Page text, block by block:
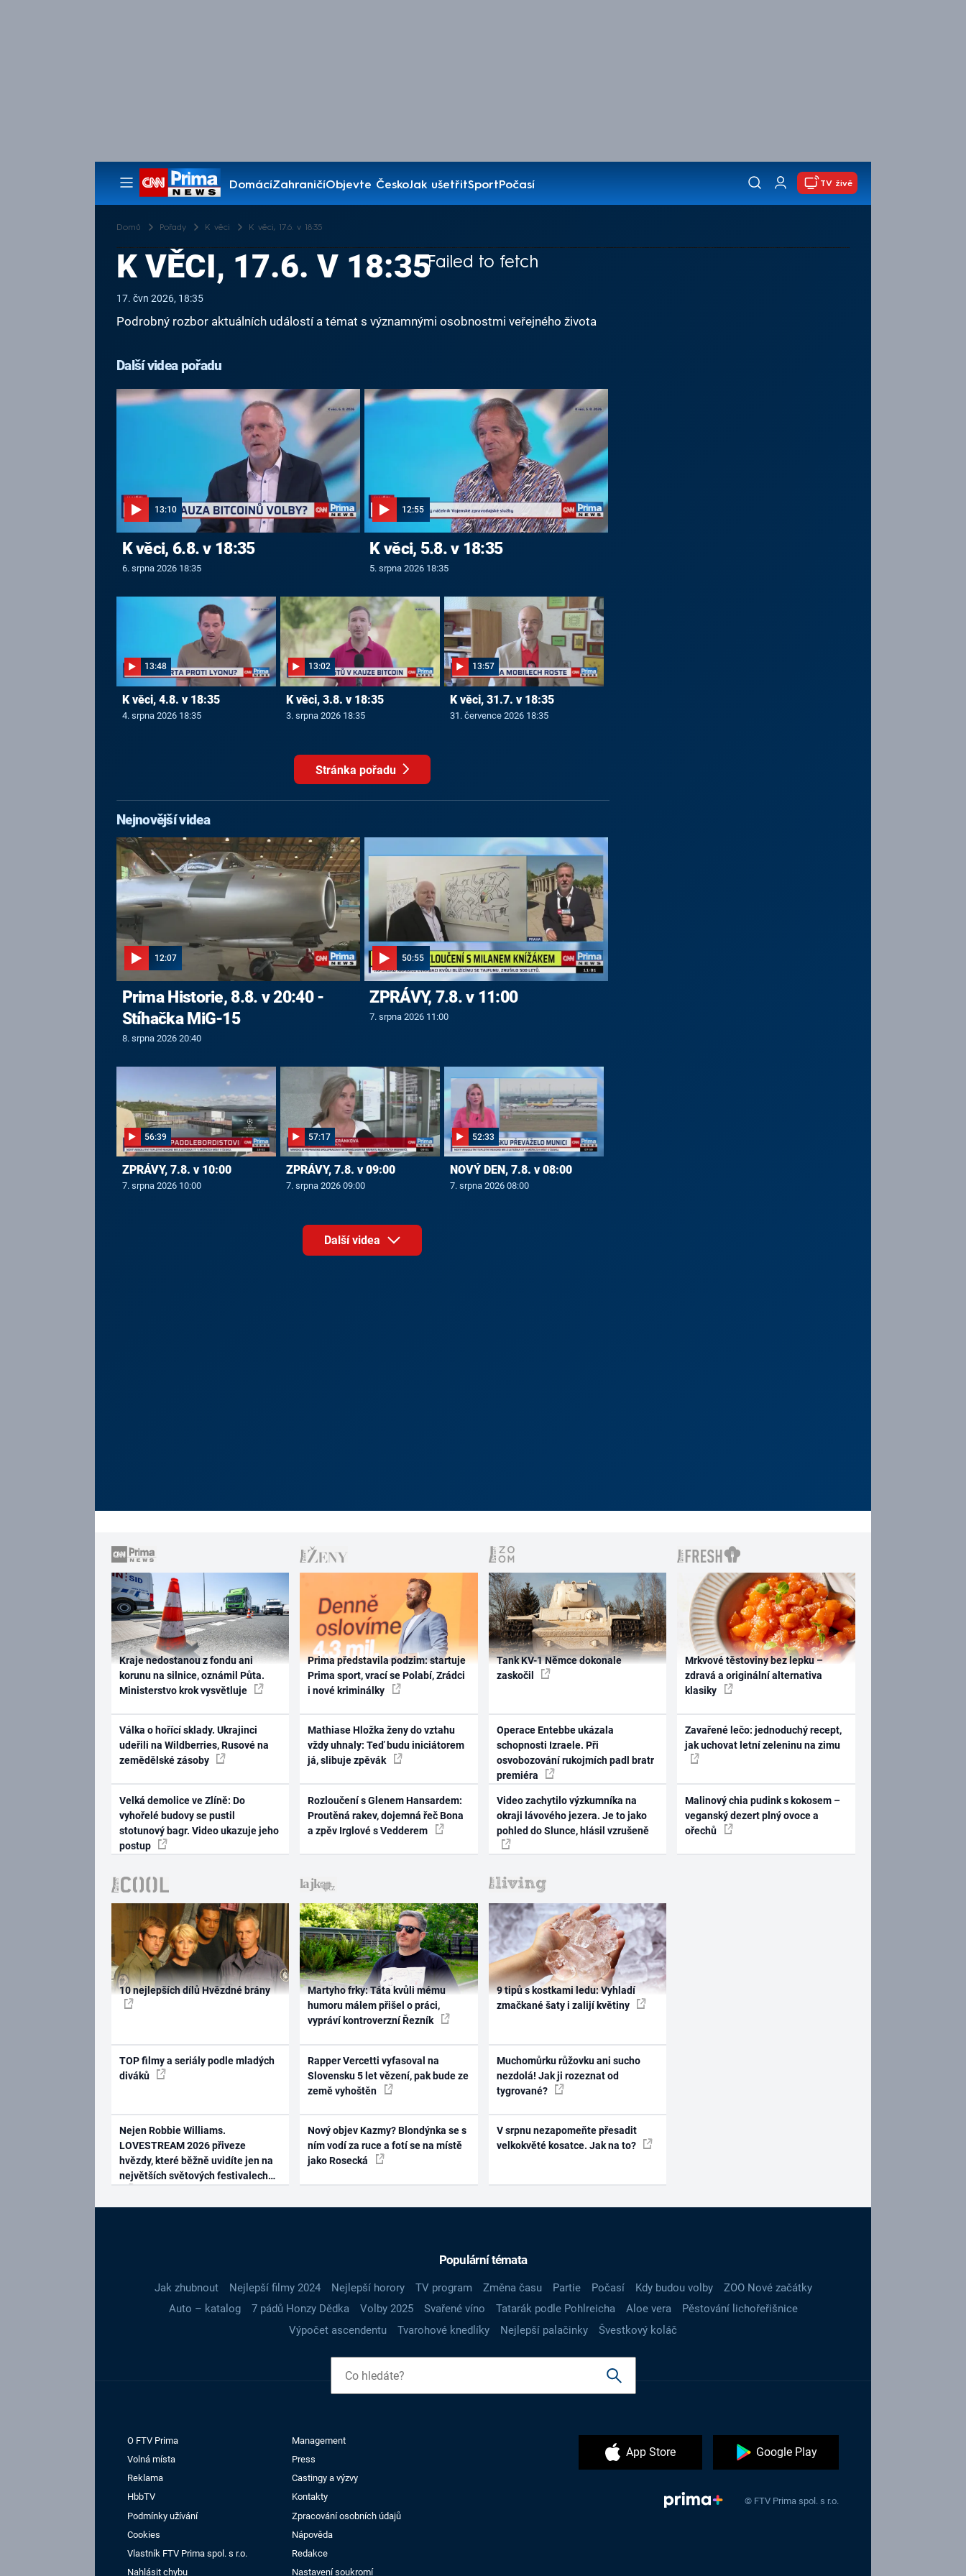
DomácíZahraničíObjevte ČeskoJak ušetřitSportPočasí
Pořady
TV živě
Domů Pořady K věci K věci, 17.6. v 18:35
Failed to fetch
K VĚCI, 17.6. V 18:35
17. čvn 2026, 18:35
Podrobný rozbor aktuálních událostí a témat s významnými osobnostmi veřejného života
Další videa pořadu
13:10
K věci, 6.8. v 18:35
6. srpna 2026 18:35
12:55
K věci, 5.8. v 18:35
5. srpna 2026 18:35
13:48
K věci, 4.8. v 18:35
4. srpna 2026 18:35
13:02
K věci, 3.8. v 18:35
3. srpna 2026 18:35
13:57
K věci, 31.7. v 18:35
31. července 2026 18:35
Stránka pořadu
Nejnovější videa
12:07
Prima Historie, 8.8. v 20:40 -
Stíhačka MiG-15
8. srpna 2026 20:40
50:55
ZPRÁVY, 7.8. v 11:00
7. srpna 2026 11:00
56:39
ZPRÁVY, 7.8. v 10:00
7. srpna 2026 10:00
57:17
ZPRÁVY, 7.8. v 09:00
7. srpna 2026 09:00
52:33
NOVÝ DEN, 7.8. v 08:00
7. srpna 2026 08:00
Další videa
Kraje nedostanou z fondu ani
korunu na silnice, oznámil Půta.
Ministerstvo krok vysvětluje
Válka o hořící sklady. Ukrajinci
udeřili na Wildberries, Rusové na
zemědělské zásoby
Velká demolice ve Zlíně: Do
vyhořelé budovy se pustil
stotunový bagr. Video ukazuje jeho
postup
Prima představila podzim: startuje
Prima sport, vrací se Polabí, Zrádci
i nové kriminálky
Mathiase Hložka ženy do vztahu
vždy uhnaly: Teď budu iniciátorem
já, slibuje zpěvák
Rozloučení s Glenem Hansardem:
Proutěná rakev, dojemná řeč Bona
a zpěv Irglové s Vedderem
Tank KV-1 Němce dokonale
zaskočil
Operace Entebbe ukázala
schopnosti Izraele. Při
osvobozování rukojmích padl bratr
premiéra
Video zachytilo výzkumníka na
okraji lávového jezera. Je to jako
pohled do Slunce, hlásil vzrušeně
Mrkvové těstoviny bez lepku –
zdravá a originální alternativa
klasiky
Zavařené lečo: jednoduchý recept,
jak uchovat letní zeleninu na zimu
Malinový chia pudink s kokosem –
veganský dezert plný ovoce a
ořechů
10 nejlepších dílů Hvězdné brány
TOP filmy a seriály podle mladých
diváků
Nejen Robbie Williams.
LOVESTREAM 2026 přiveze
hvězdy, které běžně uvidíte jen na
největších světových festivalech
Martyho frky: Táta kvůli mému
humoru málem přišel o práci,
vypráví kontroverzní Řezník
Rapper Vercetti vyfasoval na
Slovensku 5 let vězení, pak bude ze
země vyhoštěn
Nový objev Kazmy? Blondýnka se s
ním vodí za ruce a fotí se na místě
jako Rosecká
9 tipů s kostkami ledu: Vyhladí
zmačkané šaty i zalijí květiny
Muchomůrku růžovku ani sucho
nezdolá! Jak ji rozeznat od
tygrované?
V srpnu nezapomeňte přesadit
velkokvěté kosatce. Jak na to?
Populární témata
Jak zhubnout Nejlepší filmy 2024 Nejlepší horory TV program Změna času Partie Počasí Kdy budou volby
ZOO Nové začátky
Auto – katalog
7 pádů Honzy Dědka Volby 2025 Svařené víno Tatarák podle Pohlreicha Aloe vera
Pěstování lichořeřišnice
Výpočet ascendentu
Tvarohové knedlíky Nejlepší palačinky Švestkový koláč
O FTV Prima
Management
Volná místa
Press
Reklama
Castingy a výzvy
HbbTV
Kontakty
Podmínky užívání
Zpracování osobních údajů
Cookies
Nápověda
Vlastník FTV Prima spol. s r.o.
Redakce
Nahlásit chybu
Nastavení soukromí
App Store Google Play
© FTV Prima spol. s r.o.